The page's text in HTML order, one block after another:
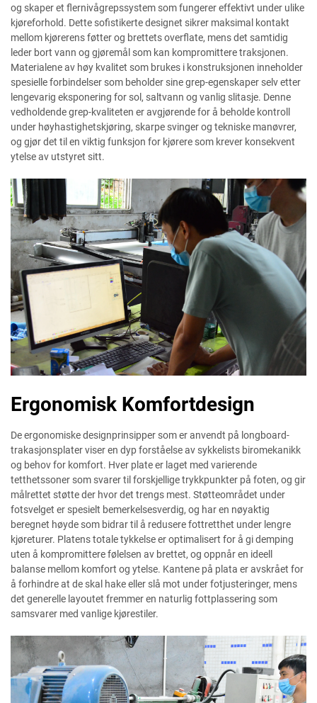
og skaper et flernivågrepssystem som fungerer effektivt under ulike
kjøreforhold. Dette sofistikerte designet sikrer maksimal kontakt
mellom kjørerens føtter og brettets overflate, mens det samtidig
leder bort vann og gjøremål som kan kompromittere traksjonen.
Materialene av høy kvalitet som brukes i konstruksjonen inneholder
spesielle forbindelser som beholder sine grep-egenskaper selv etter
lengevarig eksponering for sol, saltvann og vanlig slitasje. Denne
vedholdende grep-kvaliteten er avgjørende for å beholde kontroll
under høyhastighetskjøring, skarpe svinger og tekniske manøvrer,
og gjør det til en viktig funksjon for kjørere som krever konsekvent
ytelse av utstyret sitt.
Ergonomisk Komfortdesign
De ergonomiske designprinsipper som er anvendt på longboard-
trakasjonsplater viser en dyp forståelse av sykkelists biromekanikk
og behov for komfort. Hver plate er laget med varierende
tetthetssoner som svarer til forskjellige trykkpunkter på foten, og gir
målrettet støtte der hvor det trengs mest. Støtteområdet under
fotsvelget er spesielt bemerkelsesverdig, og har en nøyaktig
beregnet høyde som bidrar til å redusere fottretthet under lengre
kjøreturer. Platens totale tykkelse er optimalisert for å gi demping
uten å kompromittere følelsen av brettet, og oppnår en ideell
balanse mellom komfort og ytelse. Kantene på plata er avskrået for
å forhindre at de skal hake eller slå mot under fotjusteringer, mens
det generelle layoutet fremmer en naturlig fottplassering som
samsvarer med vanlige kjørestiler.